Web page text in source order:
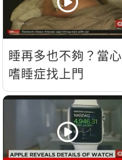
睡再多也不夠？當心
嗜睡症找上門